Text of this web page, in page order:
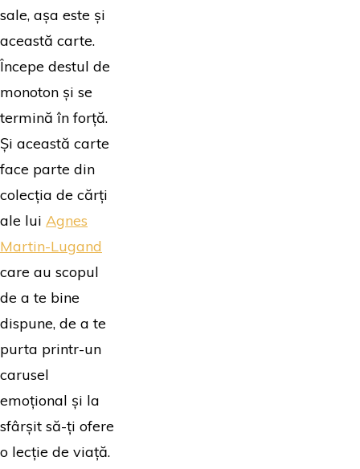
sale, așa este și
această carte.
Începe destul de
monoton și se
termină în forță.
Și această carte
face parte din
colecția de cărți
ale lui Agnes
Martin-Lugand
care au scopul
de a te bine
dispune, de a te
purta printr-un
carusel
emoțional și la
sfârșit să-ți ofere
o lecție de viață.